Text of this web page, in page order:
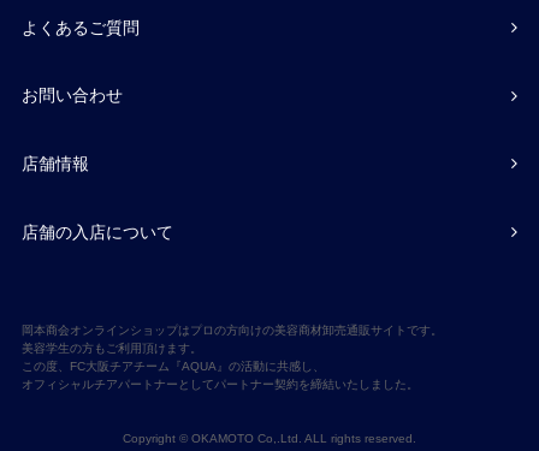
よくあるご質問
お問い合わせ
店舗情報
店舗の入店について
岡本商会オンラインショップはプロの方向けの美容商材卸売通販サイトです。
美容学生の方もご利用頂けます。
この度、FC大阪チアチーム『AQUA』の活動に共感し、
オフィシャルチアパートナーとしてパートナー契約を締結いたしました。
Copyright © OKAMOTO Co,.Ltd. ALL rights reserved.